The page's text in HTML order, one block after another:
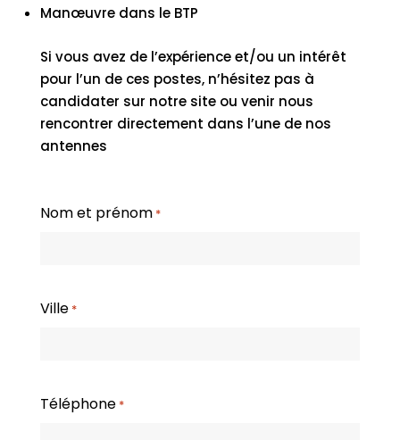
Manœuvre dans le BTP
Si vous avez de l’expérience et/ou un intérêt
pour l’un de ces postes, n’hésitez pas à
candidater sur notre site ou venir nous
rencontrer directement dans l’une de nos
antennes
Nom et prénom *
Ville *
Téléphone *